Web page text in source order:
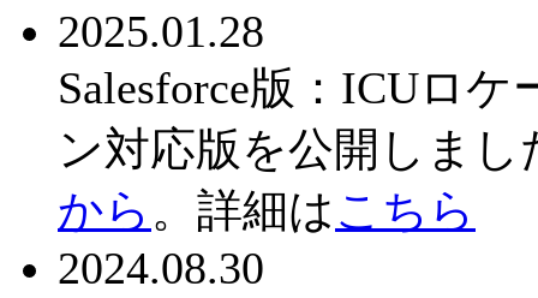
2025.01.28
Salesforce版：ICUロ
ン対応版を公開しま
から 。詳細はこちら
2024.08.30